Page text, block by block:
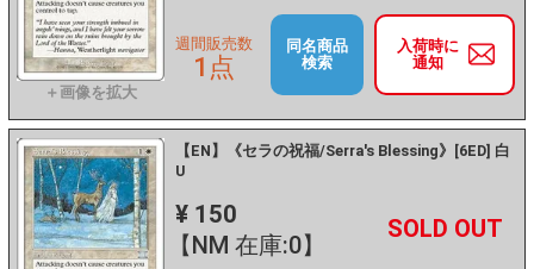
入荷時に
通知
週間販売数
1点
同名商品
検索
【EN】《セラの祝福/Serra's Blessing》[6ED] 白
U
¥ 150
【NM 在庫:0】
－ +